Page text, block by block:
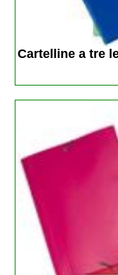
Cartelline a tre